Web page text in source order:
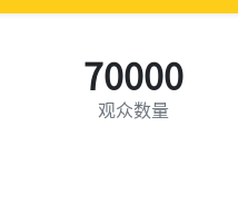
70000
观众数量